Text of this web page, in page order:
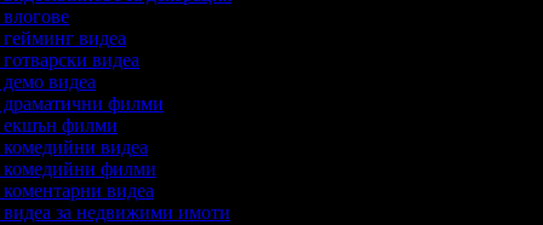
влогове
гейминг видеа
готварски видеа
демо видеа
драматични филми
екшън филми
комедийни видеа
комедийни филми
коментарни видеа
видеа за недвижими имоти